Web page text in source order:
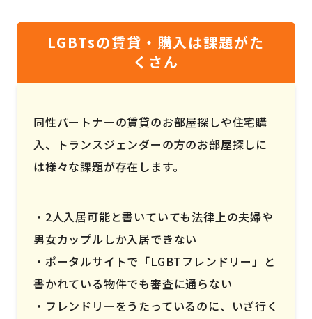
LGBTsの賃貸・購入は課題がた
くさん
同性パートナーの賃貸のお部屋探しや住宅購
入、トランスジェンダーの方のお部屋探しに
は様々な課題が存在します。
2人入居可能と書いていても法律上の夫婦や
男女カップルしか入居できない
ポータルサイトで「LGBTフレンドリー」と
書かれている物件でも審査に通らない
フレンドリーをうたっているのに、いざ行く